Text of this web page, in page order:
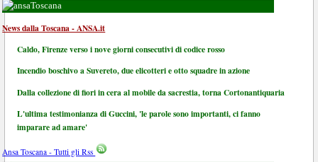
Toscana
News dalla Toscana - ANSA.it
Caldo, Firenze verso i nove giorni consecutivi di codice rosso
Incendio boschivo a Suvereto, due elicotteri e otto squadre in azione
Dalla collezione di fiori in cera al mobile da sacrestia, torna Cortonantiquaria
L'ultima testimonianza di Guccini, 'le parole sono importanti, ci fanno
imparare ad amare'
Ansa Toscana - Tutti gli Rss